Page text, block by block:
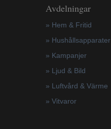
Avdelningar
» Hem & Fritid
» Hushållsapparater
» Kampanjer
» Ljud & Bild
» Luftvård & Värme
» Vitvaror